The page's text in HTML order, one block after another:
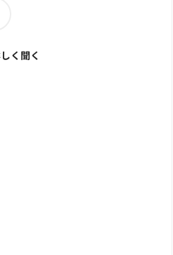
く聞く